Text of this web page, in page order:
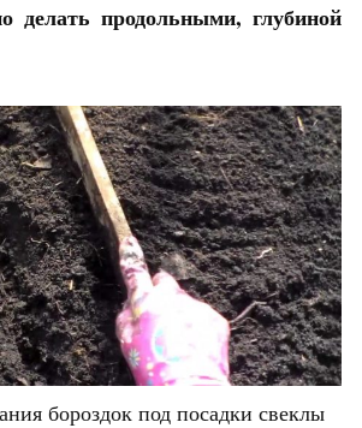
делать продольными, глубиной
бороздок под посадки свеклы